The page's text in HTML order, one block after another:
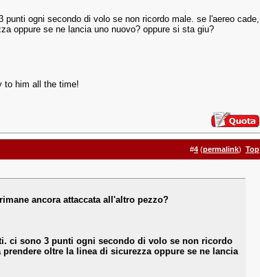
ogni secondo di volo se non ricordo male. se l'aereo cade,
oppure se ne lancia uno nuovo? oppure si sta giu?
to him all the time!
#4 (permalink) Top
ancora attaccata all'altro pezzo?
ci sono 3 punti ogni secondo di volo se non ricordo
oltre la linea di sicurezza oppure se ne lancia